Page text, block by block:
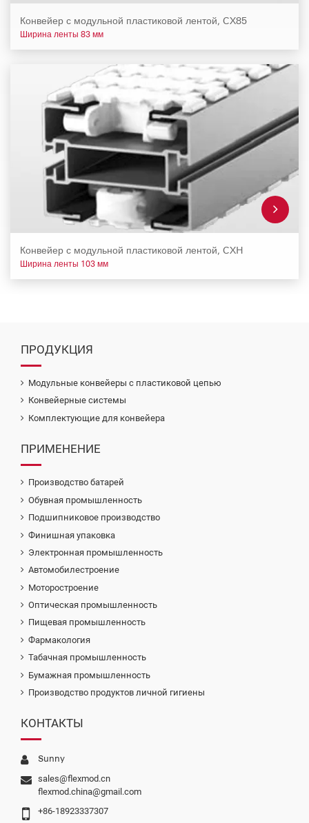
Конвейер с модульной пластиковой лентой, CX85
Ширина ленты 83 мм
Конвейер с модульной пластиковой лентой, CXH
Ширина ленты 103 мм
ПРОДУКЦИЯ
Модульные конвейеры с пластиковой цепью
Конвейерные системы
Комплектующие для конвейера
ПРИМЕНЕНИЕ
Производство батарей
Обувная промышленность
Подшипниковое производство
Финишная упаковка
Электронная промышленность
Автомобилестроение
Моторостроение
Оптическая промышленность
Пищевая промышленность
Фармакология
Табачная промышленность
Бумажная промышленность
Производство продуктов личной гигиены
КОНТАКТЫ
Sunny
sales@flexmod.cn
flexmod.china@gmail.com
+86-18923337307